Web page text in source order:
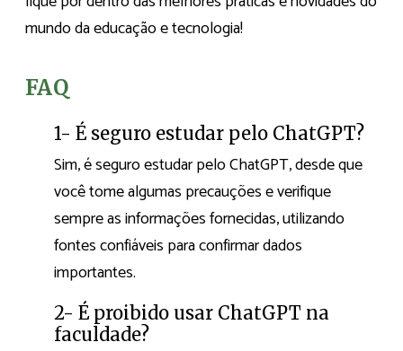
mundo da educação e tecnologia!
FAQ
1- É seguro estudar pelo ChatGPT?
Sim, é seguro estudar pelo ChatGPT, desde que
você tome algumas precauções e verifique
sempre as informações fornecidas, utilizando
fontes confiáveis para confirmar dados
importantes.
2- É proibido usar ChatGPT na
faculdade?